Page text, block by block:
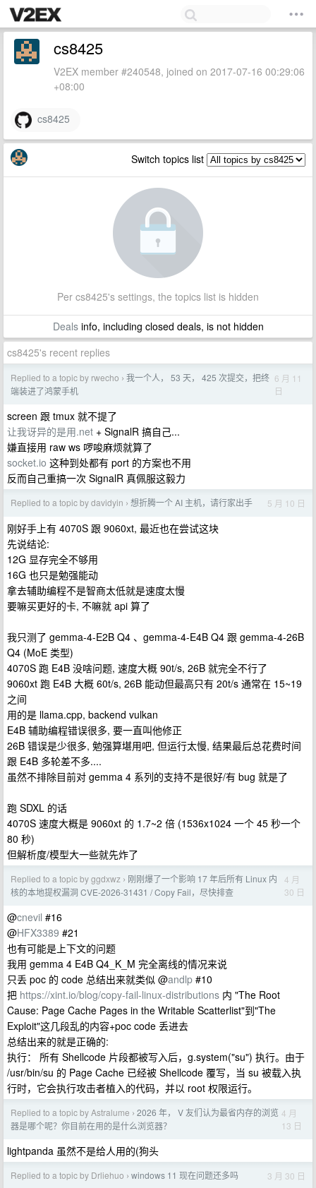
cs8425
V2EX member #240548, joined on 2017-07-16 00:29:06
+08:00
cs8425
Switch topics list
Per cs8425's settings, the topics list is hidden
Dealsinfo, including closed deals, is not hidden
cs8425's recent replies
Replied to a topic by rwecho › 我一个人， 53 天， 425 次提交，把终
端装进了鸿蒙手机
6 月 11
日
screen 跟 tmux 就不提了
让我讶异的是用.net + SignalR 搞自己...
嫌直接用 raw ws 啰唆麻烦就算了
socket.io 这种到处都有 port 的方案也不用
反而自己重搞一次 SignalR 真佩服这毅力
Replied to a topic by davidyin › 想折腾一个 AI 主机，请行家出手 5 月 10 日
刚好手上有 4070S 跟 9060xt, 最近也在尝试这块
先说结论:
12G 显存完全不够用
16G 也只是勉强能动
拿去辅助编程不是智商太低就是速度太慢
要嘛买更好的卡, 不嘛就 api 算了
我只测了 gemma-4-E2B Q4 、gemma-4-E4B Q4 跟 gemma-4-26B
Q4 (MoE 类型)
4070S 跑 E4B 没啥问题, 速度大概 90t/s, 26B 就完全不行了
9060xt 跑 E4B 大概 60t/s, 26B 能动但最高只有 20t/s 通常在 15~19
之间
用的是 llama.cpp, backend vulkan
E4B 辅助编程错误很多, 要一直叫他修正
26B 错误是少很多, 勉强算堪用吧, 但运行太慢, 结果最后总花费时间
跟 E4B 多轮差不多....
虽然不排除目前对 gemma 4 系列的支持不是很好/有 bug 就是了
跑 SDXL 的话
4070S 速度大概是 9060xt 的 1.7~2 倍 (1536x1024 一个 45 秒一个
80 秒)
但解析度/模型大一些就先炸了
Replied to a topic by ggdxwz › 刚刚爆了一个影响 17 年后所有 Linux 内
核的本地提权漏洞 CVE-2026-31431 / Copy Fail，尽快排查
4 月
30 日
@cnevil #16
@HFX3389 #21
也有可能是上下文的问题
我用 gemma 4 E4B Q4_K_M 完全离线的情况来说
只丢 poc 的 code 总结出来就类似 @andlp #10
把 https://xint.io/blog/copy-fail-linux-distributions 内 "The Root
Cause: Page Cache Pages in the Writable Scatterlist"到"The
Exploit"这几段乱的内容+poc code 丢进去
总结出来的就是正确的:
执行： 所有 Shellcode 片段都被写入后，g.system("su") 执行。由于
/usr/bin/su 的 Page Cache 已经被 Shellcode 覆写，当 su 被载入执
行时，它会执行攻击者植入的代码，并以 root 权限运行。
Replied to a topic by Astralume › 2026 年， V 友们认为最省内存的浏览
器是哪个呢？你目前在用的是什么浏览器？
4 月
13 日
lightpanda 虽然不是给人用的(狗头
Replied to a topic by Drliehuo › windows 11 现在问题还多吗 3 月 30 日